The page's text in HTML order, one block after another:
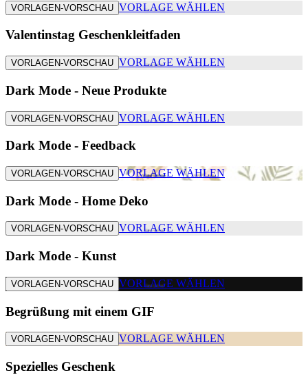
VORLAGEN-VORSCHAU VORLAGE WÄHLEN
Valentinstag Geschenkleitfaden
VORLAGEN-VORSCHAU VORLAGE WÄHLEN
Dark Mode - Neue Produkte
VORLAGEN-VORSCHAU VORLAGE WÄHLEN
Dark Mode - Feedback
VORLAGEN-VORSCHAU VORLAGE WÄHLEN
Dark Mode - Home Deko
VORLAGEN-VORSCHAU VORLAGE WÄHLEN
Dark Mode - Kunst
VORLAGEN-VORSCHAU VORLAGE WÄHLEN
Begrüßung mit einem GIF
VORLAGEN-VORSCHAU VORLAGE WÄHLEN
Spezielles Geschenk